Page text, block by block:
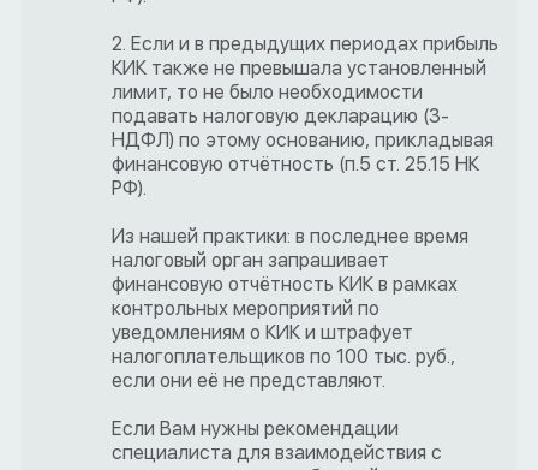
2. Если и в предыдущих периодах прибыль
КИК также не превышала установленный
лимит, то не было необходимости
подавать налоговую декларацию (3-
НДФЛ) по этому основанию, прикладывая
финансовую отчётность (п.5 ст. 25.15 НК
РФ).
Из нашей практики: в последнее время
налоговый орган запрашивает
финансовую отчётность КИК в рамках
контрольных мероприятий по
уведомлениям о КИК и штрафует
налогоплательщиков по 100 тыс. руб.,
если они её не представляют.
Если Вам нужны рекомендации
специалиста для взаимодействия с